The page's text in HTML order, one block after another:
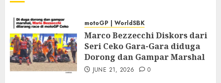
motoGP | WorldSBK
Marco Bezzecchi Diskors dari
Seri Ceko Gara-Gara diduga
Dorong dan Gampar Marshal
JUNE 21, 2026 0